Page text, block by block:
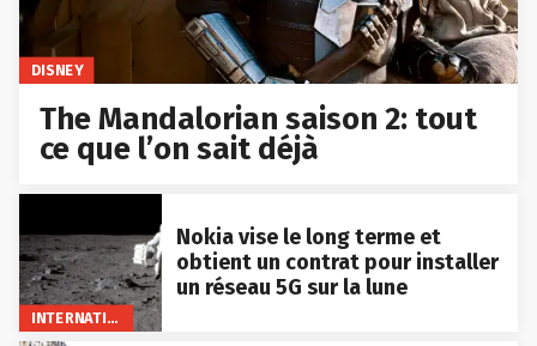
DISNEY
The Mandalorian saison 2: tout
ce que l’on sait déjà
INTERNATIONAL
Nokia vise le long terme et
obtient un contrat pour installer
un réseau 5G sur la lune